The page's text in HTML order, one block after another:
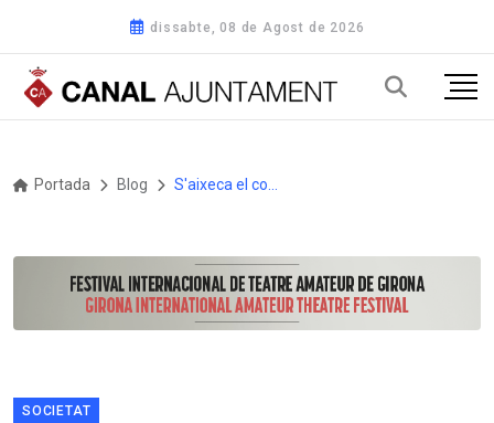
dissabte, 08 de Agost de 2026
Portada Blog
SOCIETAT